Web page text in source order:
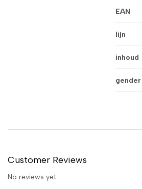
EAN
lijn
inhoud
gender
Customer Reviews
No reviews yet.